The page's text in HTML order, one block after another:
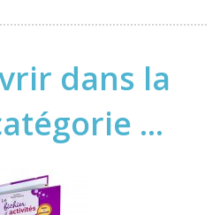
dans la
...